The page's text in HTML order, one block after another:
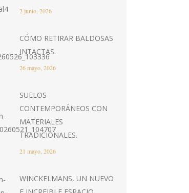
2 junio, 2026
CÓMO RETIRAR BALDOSAS
INTACTAS.
26 mayo, 2026
SUELOS
CONTEMPORÁNEOS CON
MATERIALES
TRADICIONALES.
21 mayo, 2026
WINCKELMANS, UN NUEVO